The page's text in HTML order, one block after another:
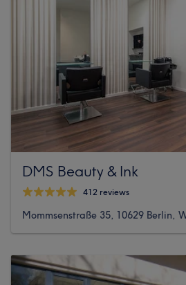
DMS Beauty & Ink
412 reviews
Mommsenstraße 35, 10629 Berlin,